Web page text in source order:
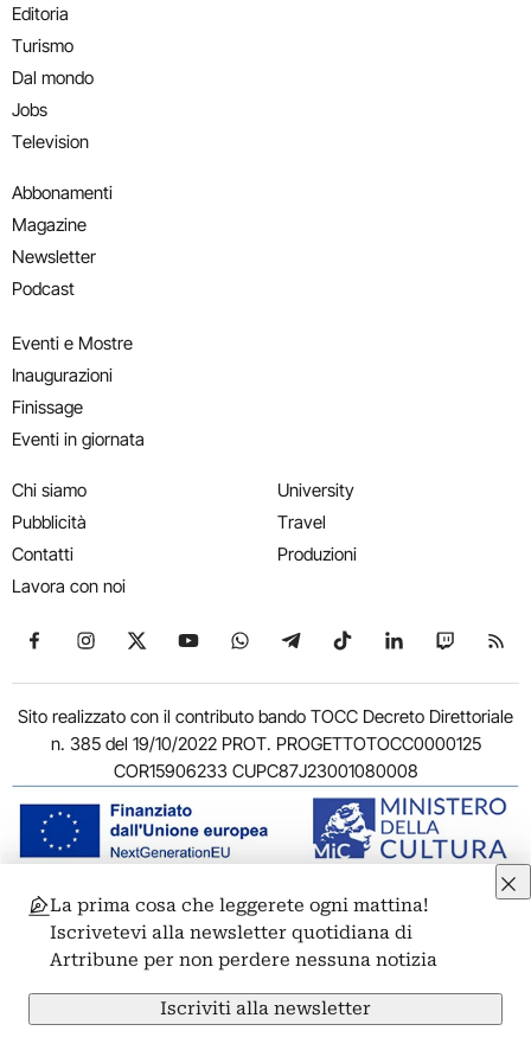
Editoria
Turismo
Dal mondo
Jobs
Television
Abbonamenti
Magazine
Newsletter
Podcast
Eventi e Mostre
Inaugurazioni
Finissage
Eventi in giornata
Chi siamo
Pubblicità
Contatti
Lavora con noi
University
Travel
Produzioni
Seguici su Facebook
Seguici su Instagram
Seguici su X
Seguici su YouTube
Seguici su WhatsApp
Seguici su Telegram
Seguici su TikTok
Seguici su
Seguici
Sito realizzato con il contributo bando TOCC Decreto Direttoriale
n. 385 del 19/10/2022 PROT. PROGETTOTOCC0000125
COR15906233 CUPC87J23001080008
© 2011-2026 ARTRIBUNE srl – Corso Vittorio Emanuele II, 287 –
00186 Roma - P.I. 11381581005
Privacy: Responsabile della protezione dei dati personali
ARTRIBUNE srl – Corso Vittorio Emanuele II, 287 – 00186 Roma
Termini e condizioniPrivacy PolicyCookie PolicyCredits
La prima cosa che leggerete ogni mattina!
Iscrivetevi alla newsletter quotidiana di
Artribune per non perdere nessuna notizia
Iscriviti alla newsletter